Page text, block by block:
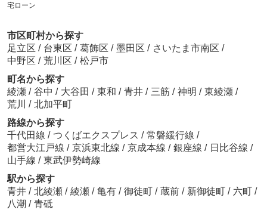
宅ローン
市区町村から探す
足立区 / 台東区 / 葛飾区 / 墨田区 / さいたま市南区 /
中野区 / 荒川区 / 松戸市
町名から探す
綾瀬 / 谷中 / 大谷田 / 東和 / 青井 / 三筋 / 神明 / 東綾瀬 /
荒川 / 北加平町
路線から探す
千代田線 / つくばエクスプレス / 常磐緩行線 /
都営大江戸線 / 京浜東北線 / 京成本線 / 銀座線 / 日比谷線 /
山手線 / 東武伊勢崎線
駅から探す
青井 / 北綾瀬 / 綾瀬 / 亀有 / 御徒町 / 蔵前 / 新御徒町 / 六町 /
八潮 / 青砥